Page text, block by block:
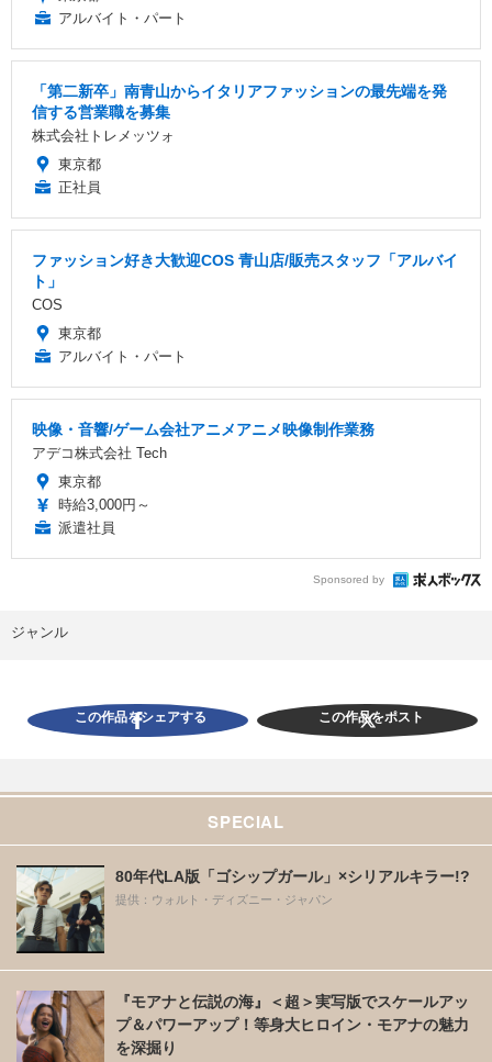
アルバイト・パート
「第二新卒」南青山からイタリアファッションの最先端を発
信する営業職を募集
株式会社トレメッツォ
東京都
正社員
ファッション好き大歓迎COS 青山店/販売スタッフ「アルバイ
ト」
COS
東京都
アルバイト・パート
映像・音響/ゲーム会社アニメアニメ映像制作業務
アデコ株式会社 Tech
東京都
時給3,000円～
派遣社員
Sponsored by
ジャンル
この作品をシェアする この作品をポスト
SPECIAL
80年代LA版「ゴシップガール」×シリアルキラー!?
提供：ウォルト・ディズニー・ジャパン
『モアナと伝説の海』＜超＞実写版でスケールアッ
プ＆パワーアップ！等身大ヒロイン・モアナの魅力
を深掘り